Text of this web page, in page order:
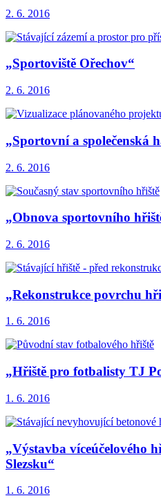
2. 6. 2016
„Sportoviště Ořechov“
2. 6. 2016
„Sportovní a společenská
2. 6. 2016
„Obnova sportovního
2. 6. 2016
„Rekonstrukce povrchu
1. 6. 2016
„Hřiště pro fotbalisty TJ
1. 6. 2016
„Výstavba víceúčelového
Slezsku“
1. 6. 2016